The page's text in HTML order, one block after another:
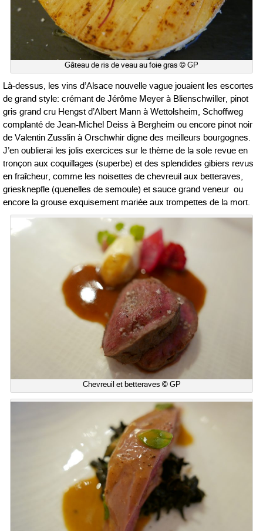
Gâteau de ris de veau au foie gras © GP
Là-dessus, les vins d’Alsace nouvelle vague jouaient les escortes
de grand style: crémant de Jérôme Meyer à Blienschwiller, pinot
gris grand cru Hengst d’Albert Mann à Wettolsheim, Schoffweg
complanté de Jean-Michel Deiss à Bergheim ou encore pinot noir
de Valentin Zusslin à Orschwhir digne des meilleurs bourgognes.
J’en oublierai les jolis exercices sur le thème de la sole revue en
tronçon aux coquillages (superbe) et des splendides gibiers revus
en fraîcheur, comme les noisettes de chevreuil aux betteraves,
griesknepfle (quenelles de semoule) et sauce grand veneur ou
encore la grouse exquisement mariée aux trompettes de la mort.
Chevreuil et betteraves © GP